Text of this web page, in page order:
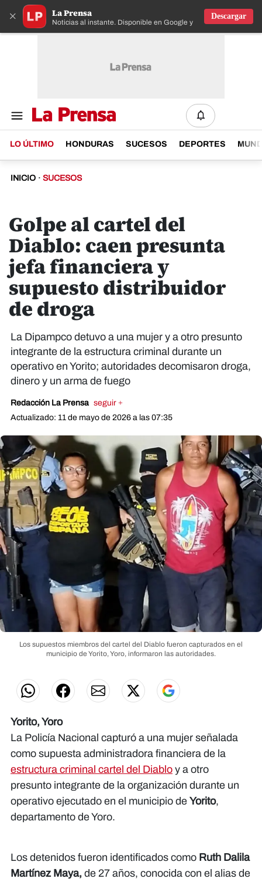
× La Prensa
Noticias al instante. Disponible en Google y IOS
Descargar
LO ÚLTIMO HONDURAS SUCESOS DEPORTES
INICIO · SUCESOS
Golpe al cartel del
Diablo: caen presunta
jefa financiera y
supuesto distribuidor
de droga
La Dipampco detuvo a una mujer y a otro presunto
integrante de la estructura criminal durante un
operativo en Yorito; autoridades decomisaron droga,
dinero y un arma de fuego
Redacción La Prensa seguir +
Actualizado: 11 de mayo de 2026 a las 07:35
Los supuestos miembros del cartel del Diablo fueron capturados en el
municipio de Yorito, Yoro, informaron las autoridades.
Yorito, Yoro
La Policía Nacional capturó a una mujer señalada
como supuesta administradora financiera de la
estructura criminal cartel del Diablo y a otro
presunto integrante de la organización durante un
operativo ejecutado en el municipio de Yorito,
departamento de Yoro.
Los detenidos fueron identificados como Ruth Dalila
Martínez Maya, de 27 años, conocida con el alias de